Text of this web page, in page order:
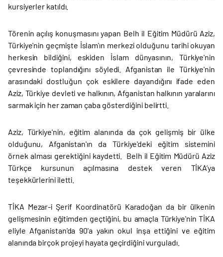
kursiyerler katıldı.
Törenin açılış konuşmasını yapan Belh il Eğitim Müdürü Aziz,
Türkiye'nin geçmişte İslam'ın merkezi olduğunu tarihi okuyan
herkesin bildiğini, eskiden İslam dünyasının, Türkiye'nin
çevresinde toplandığını söyledi. Afganistan ile Türkiye'nin
arasındaki dostluğun çok eskilere dayandığını ifade eden
Aziz, Türkiye devleti ve halkının, Afganistan halkının yaralarını
sarmak için her zaman çaba gösterdiğini belirtti.
Aziz, Türkiye'nin, eğitim alanında da çok gelişmiş bir ülke
olduğunu, Afganistan'ın da Türkiye'deki eğitim sistemini
örnek alması gerektiğini kaydetti. Belh il Eğitim Müdürü Aziz
Türkçe kursunun açılmasına destek veren TİKA’ya
teşekkürlerini iletti.
TİKA Mezar-i Şerif Koordinatörü Karadoğan da bir ülkenin
gelişmesinin eğitimden geçtiğini, bu amaçla Türkiye'nin TİKA
eliyle Afganistan'da 90'a yakın okul inşa ettiğini ve eğitim
alanında birçok projeyi hayata geçirdiğini vurguladı.